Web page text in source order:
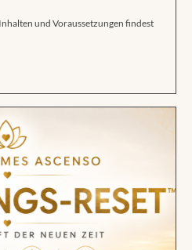
und Voraussetzungen findest